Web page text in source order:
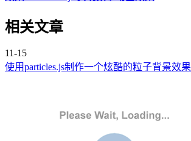
相关文章
11-15
使用particles.js制作一个炫酷的粒子背景效果